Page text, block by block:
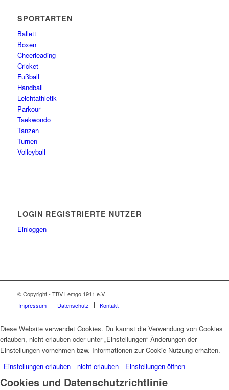
SPORTARTEN
Ballett
Boxen
Cheerleading
Cricket
Fußball
Handball
Leichtathletik
Parkour
Taekwondo
Tanzen
Turnen
Volleyball
LOGIN REGISTRIERTE NUTZER
Einloggen
© Copyright - TBV Lemgo 1911 e.V.
Impressum
Datenschutz Kontakt
Diese Website verwendet Cookies. Du kannst die Verwendung von Cookies
erlauben, nicht erlauben oder unter „Einstellungen“ Änderungen der
Einstellungen vornehmen bzw. Informationen zur Cookie-Nutzung erhalten.
Einstellungen erlauben
nicht erlauben Einstellungen öffnen
Cookies und Datenschutzrichtlinie